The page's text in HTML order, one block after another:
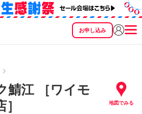
お申し込み
鯖江 ［ワイモ
地図でみる